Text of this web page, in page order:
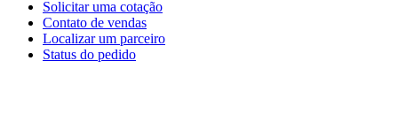
Solicitar uma cotação
Contato de vendas
Localizar um parceiro
Status do pedido